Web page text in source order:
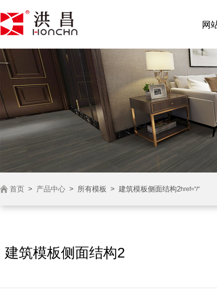
网
href="/"
首页 > 产品中心 > 所有模板 > 建筑模板侧面结构2
建筑模板侧面结构2